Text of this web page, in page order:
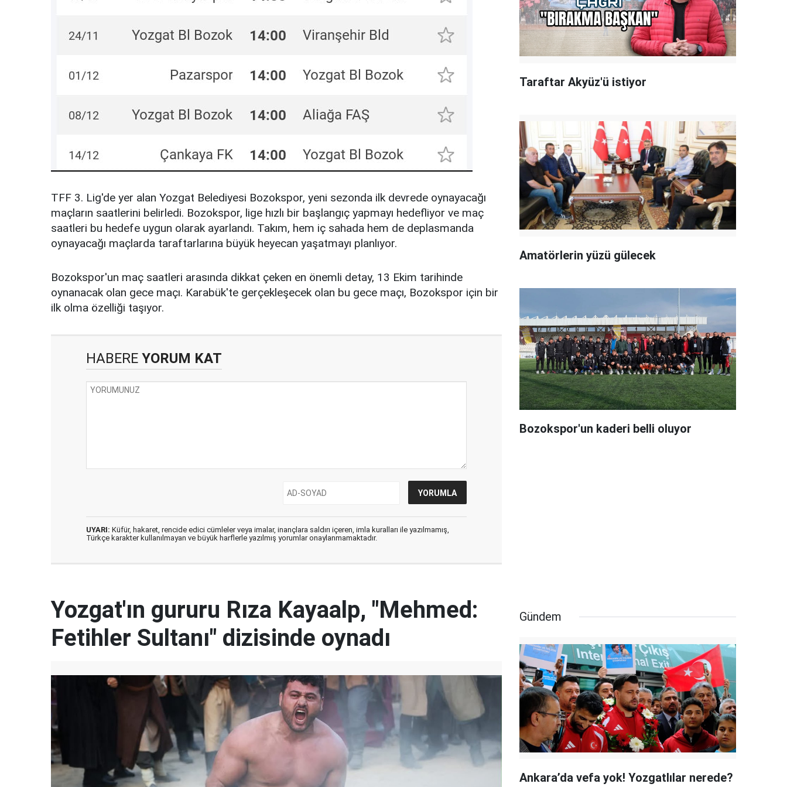
TFF 3. Lig'de yer alan Yozgat Belediyesi Bozokspor, yeni sezonda ilk devrede oynayacağı
maçların saatlerini belirledi. Bozokspor, lige hızlı bir başlangıç yapmayı hedefliyor ve maç
saatleri bu hedefe uygun olarak ayarlandı. Takım, hem iç sahada hem de deplasmanda
oynayacağı maçlarda taraftarlarına büyük heyecan yaşatmayı planlıyor.
Bozokspor'un maç saatleri arasında dikkat çeken en önemli detay, 13 Ekim tarihinde
oynanacak olan gece maçı. Karabük'te gerçekleşecek olan bu gece maçı, Bozokspor için bir
ilk olma özelliği taşıyor.
HABERE YORUM KAT
UYARI: Küfür, hakaret, rencide edici cümleler veya imalar, inançlara saldırı içeren, imla kuralları ile yazılmamış,
Türkçe karakter kullanılmayan ve büyük harflerle yazılmış yorumlar onaylanmamaktadır.
Taraftar Akyüz'ü istiyor
Amatörlerin yüzü gülecek
Bozokspor'un kaderi belli oluyor
Yozgat'ın gururu Rıza Kayaalp, "Mehmed:
Fetihler Sultanı" dizisinde oynadı
Gündem
Ankara’da vefa yok! Yozgatlılar nerede?